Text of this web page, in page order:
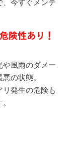
、今すぐメンテ
険性あり！
や風雨のダメー
の状態。
リ発生の危険も